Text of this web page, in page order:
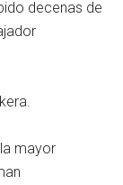
decenas de
mayor